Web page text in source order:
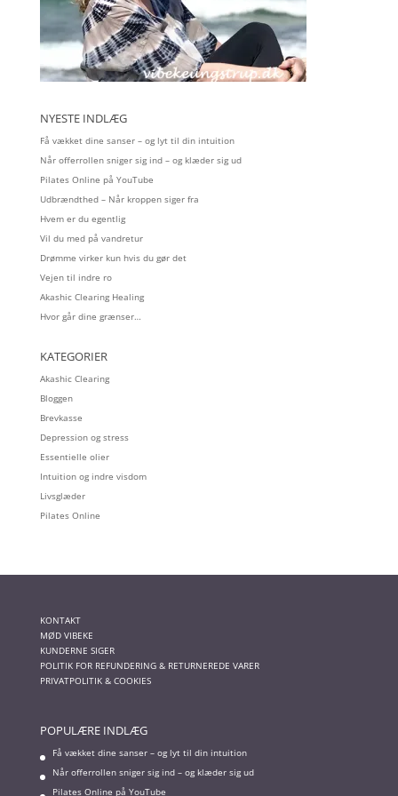
NYESTE INDLÆG
Få vækket dine sanser – og lyt til din intuition
Når offerrollen sniger sig ind – og klæder sig ud
Pilates Online på YouTube
Udbrændthed – Når kroppen siger fra
Hvem er du egentlig
Vil du med på vandretur
Drømme virker kun hvis du gør det
Vejen til indre ro
Akashic Clearing Healing
Hvor går dine grænser…
KATEGORIER
Akashic Clearing
Bloggen
Brevkasse
Depression og stress
Essentielle olier
Intuition og indre visdom
Livsglæder
Pilates Online
KONTAKT
MØD VIBEKE
KUNDERNE SIGER
POLITIK FOR REFUNDERING & RETURNEREDE VARER
PRIVATPOLITIK & COOKIES
POPULÆRE INDLÆG
Få vækket dine sanser – og lyt til din intuition
Når offerrollen sniger sig ind – og klæder sig ud
Pilates Online på YouTube